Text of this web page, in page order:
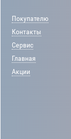
Покупателю
Контакты
Сервис
Главная
Акции